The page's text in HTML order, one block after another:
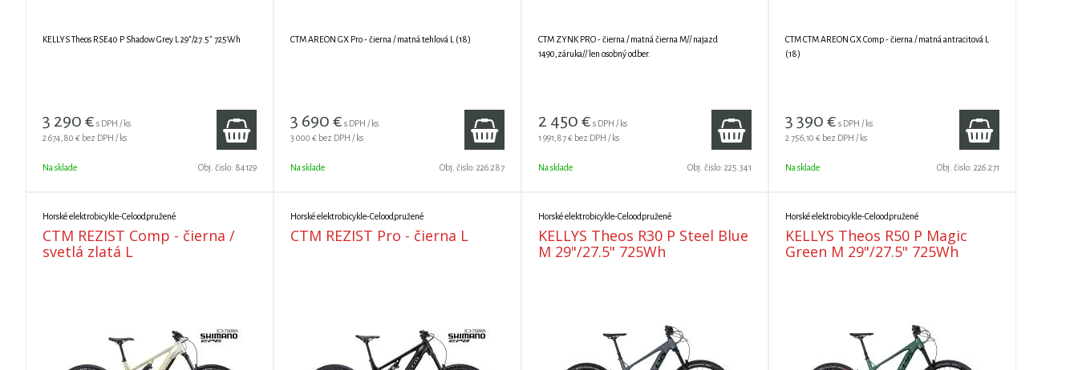
KELLYS Theos RSE40 P Shadow Grey L 29"/27.5" 725Wh
3 290 € s DPH / ks
2 674,80 € bez DPH / ks
Na sklade Obj. čislo: 84129
CTM AREON GX Pro - čierna / matná tehlová L (18)
3 690 € s DPH / ks
3 000 € bez DPH / ks
Na sklade Obj. čislo: 226.287
CTM ZYNK PRO - čierna / matná čierna M// najazd
1490,záruka// len osobný odber.
2 450 € s DPH / ks
1 991,87 € bez DPH / ks
Na sklade Obj. čislo:225.341
CTM CTM AREON GX Comp - čierna / matná antracitová L
(18)
3 390 € s DPH / ks
2 756,10 € bez DPH / ks
Na sklade Obj. čislo: 226.271
Horské elektrobicykle-Celoodpružené
CTM REZIST Comp - čierna /
svetlá zlatá L
Horské elektrobicykle-Celoodpružené
CTM REZIST Pro - čierna L
Horské elektrobicykle-Celoodpružené
KELLYS Theos R30 P Steel Blue
M 29"/27.5" 725Wh
Horské elektrobicykle-Celoodpružené
KELLYS Theos R50 P Magic
Green M 29"/27.5" 725Wh